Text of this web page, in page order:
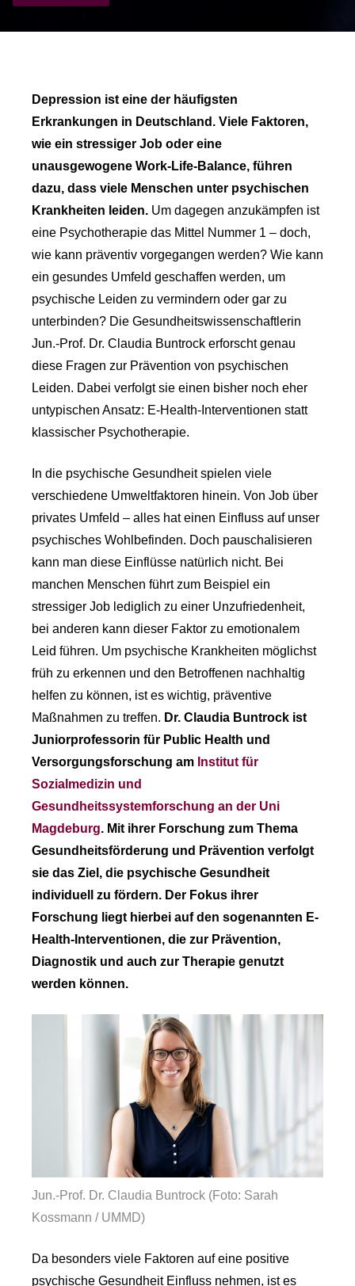
Depression ist eine der häufigsten
Erkrankungen in Deutschland. Viele Faktoren,
wie ein stressiger Job oder eine
unausgewogene Work-Life-Balance, führen
dazu, dass viele Menschen unter psychischen
Krankheiten leiden. Um dagegen anzukämpfen ist
eine Psychotherapie das Mittel Nummer 1 – doch,
wie kann präventiv vorgegangen werden? Wie kann
ein gesundes Umfeld geschaffen werden, um
psychische Leiden zu vermindern oder gar zu
unterbinden? Die Gesundheitswissenschaftlerin
Jun.-Prof. Dr. Claudia Buntrock erforscht genau
diese Fragen zur Prävention von psychischen
Leiden. Dabei verfolgt sie einen bisher noch eher
untypischen Ansatz: E-Health-Interventionen statt
klassischer Psychotherapie.
In die psychische Gesundheit spielen viele
verschiedene Umweltfaktoren hinein. Von Job über
privates Umfeld – alles hat einen Einfluss auf unser
psychisches Wohlbefinden. Doch pauschalisieren
kann man diese Einflüsse natürlich nicht. Bei
manchen Menschen führt zum Beispiel ein
stressiger Job lediglich zu einer Unzufriedenheit,
bei anderen kann dieser Faktor zu emotionalem
Leid führen. Um psychische Krankheiten möglichst
früh zu erkennen und den Betroffenen nachhaltig
helfen zu können, ist es wichtig, präventive
Maßnahmen zu treffen. Dr. Claudia Buntrock ist
Juniorprofessorin für Public Health und
Versorgungsforschung am Institut für
Sozialmedizin und
Gesundheitssystemforschung an der Uni
Magdeburg. Mit ihrer Forschung zum Thema
Gesundheitsförderung und Prävention verfolgt
sie das Ziel, die psychische Gesundheit
individuell zu fördern. Der Fokus ihrer
Forschung liegt hierbei auf den sogenannten E-
Health-Interventionen, die zur Prävention,
Diagnostik und auch zur Therapie genutzt
werden können.
Jun.-Prof. Dr. Claudia Buntrock (Foto: Sarah
Kossmann / UMMD)
Da besonders viele Faktoren auf eine positive
psychische Gesundheit Einfluss nehmen, ist es